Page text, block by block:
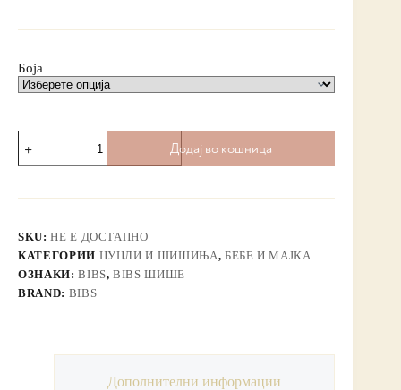
Боја
Додај во кошница
SKU:НЕ Е ДОСТАПНО
КАТЕГОРИИ ЦУЦЛИ И ШИШИЊА, БЕБЕ И МАЈКА
ОЗНАКИ:BIBS,BIBS ШИШЕ
BRAND: BIBS
Дополнителни информации